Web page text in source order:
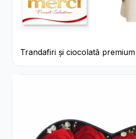
Trandafiri și ciocolată premium